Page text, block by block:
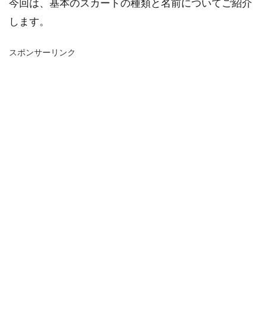
今回は、基本のスカートの種類と名前についてご紹介
します。
スポンサーリンク